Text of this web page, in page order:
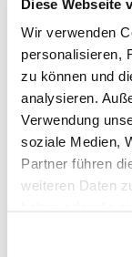
Diese Webseite
Wir verwenden
personalisieren,
zu können und
analysieren.
Verwendung
soziale Medien,
Partner führen
weiteren Daten
Products in
2 x
Taste of the Wild